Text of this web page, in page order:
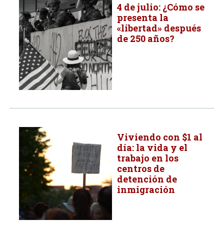
4 de julio: ¿Cómo se
presenta la
«libertad» después
de 250 años?
Viviendo con $1 al
día: la vida y el
trabajo en los
centros de
detención de
inmigración